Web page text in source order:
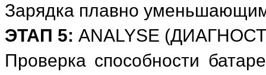
Зарядка плавно
ЭТАП 5: ANALYSE
Проверка способности